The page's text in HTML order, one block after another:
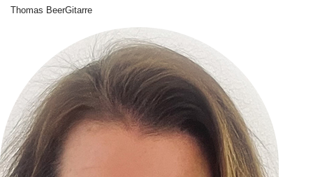
Thomas BeerGitarre